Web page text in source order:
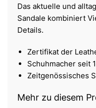
Das aktuelle und
Sandale kombiniert
Details.
Zertifikat der
Schuhmacher seit
Zeitgenössisches
Mehr zu diesem